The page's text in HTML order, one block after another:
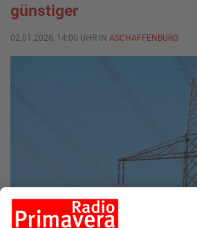
günstiger
02.01.2026, 14:00 UHR IN ASCHAFFENBURG